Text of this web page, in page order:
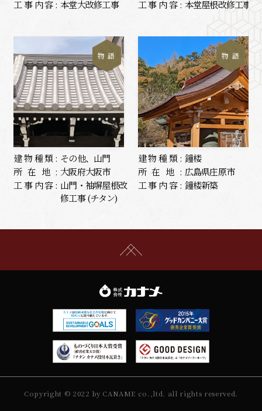
工事内容: 本堂大改修工事
工事内容: 本堂屋根改修工事
物 語
建物種類: その他、山門
所在地: 大阪府大阪市
工事内容: 山門・袖塀屋根改
修工事 (チタン)
物 語
建物種類: 鐘楼
所在地: 広島県庄原市
工事内容: 鐘楼新築
Copyright © 2022 by CANAME co.,ltd. all rights reserved.